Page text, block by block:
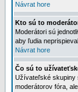
Návrat hore
Kto sú to
Moderátori sú
aby ľudia
Návrat hore
Čo sú to
Užívateľské skupiny
moderátorov fóra,